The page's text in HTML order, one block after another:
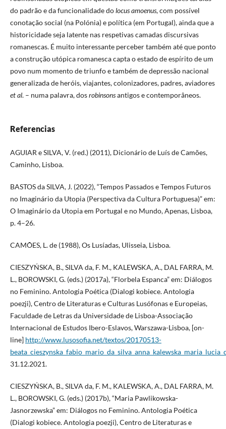
do padrão e da funcionalidade dolocus amoenus, com possível
conotação social (na Polónia) e política (em Portugal), ainda que a
historicidade seja latente nas respetivas camadas discursivas
romanescas. É muito interessante perceber também até que ponto
a construção utópica romanesca capta o estado de espírito de um
povo num momento de triunfo e também de depressão nacional
generalizada de heróis, viajantes, colonizadores, padres, aviadores
et al. – numa palavra, dosrobinsonsantigos e contemporâneos.
Referencias
AGUIAR e SILVA, V. (red.) (2011), Dicionário de Luís de Camões,
Caminho, Lisboa.
BASTOS da SILVA, J. (2022), “Tempos Passados e Tempos Futuros
no Imaginário da Utopia (Perspectiva da Cultura Portuguesa)” em:
O Imaginário da Utopia em Portugal e no Mundo, Apenas, Lisboa,
p. 4–26.
CAMÕES, L. de (1988), Os Lusíadas, Ulisseia, Lisboa.
CIESZYŃSKA, B., SILVA da, F. M., KALEWSKA, A., DAL FARRA, M.
L., BOROWSKI, G. (eds.) (2017a), “Florbela Espanca” em: Diálogos
no Feminino. Antologia Poética (Dialogi kobiece. Antologia
poezji), Centro de Literaturas e Culturas Lusófonas e Europeias,
Faculdade de Letras da Universidade de Lisboa-Associação
Internacional de Estudos Ibero-Eslavos, Warszawa-Lisboa, [on-
line] http://www.lusosofia.net/textos/20170513-
31.12.2021.
CIESZYŃSKA, B., SILVA da, F. M., KALEWSKA, A., DAL FARRA, M.
L., BOROWSKI, G. (eds.) (2017b), “Maria Pawlikowska-
Jasnorzewska” em: Diálogos no Feminino. Antologia Poética
(Dialogi kobiece. Antologia poezji), Centro de Literaturas e